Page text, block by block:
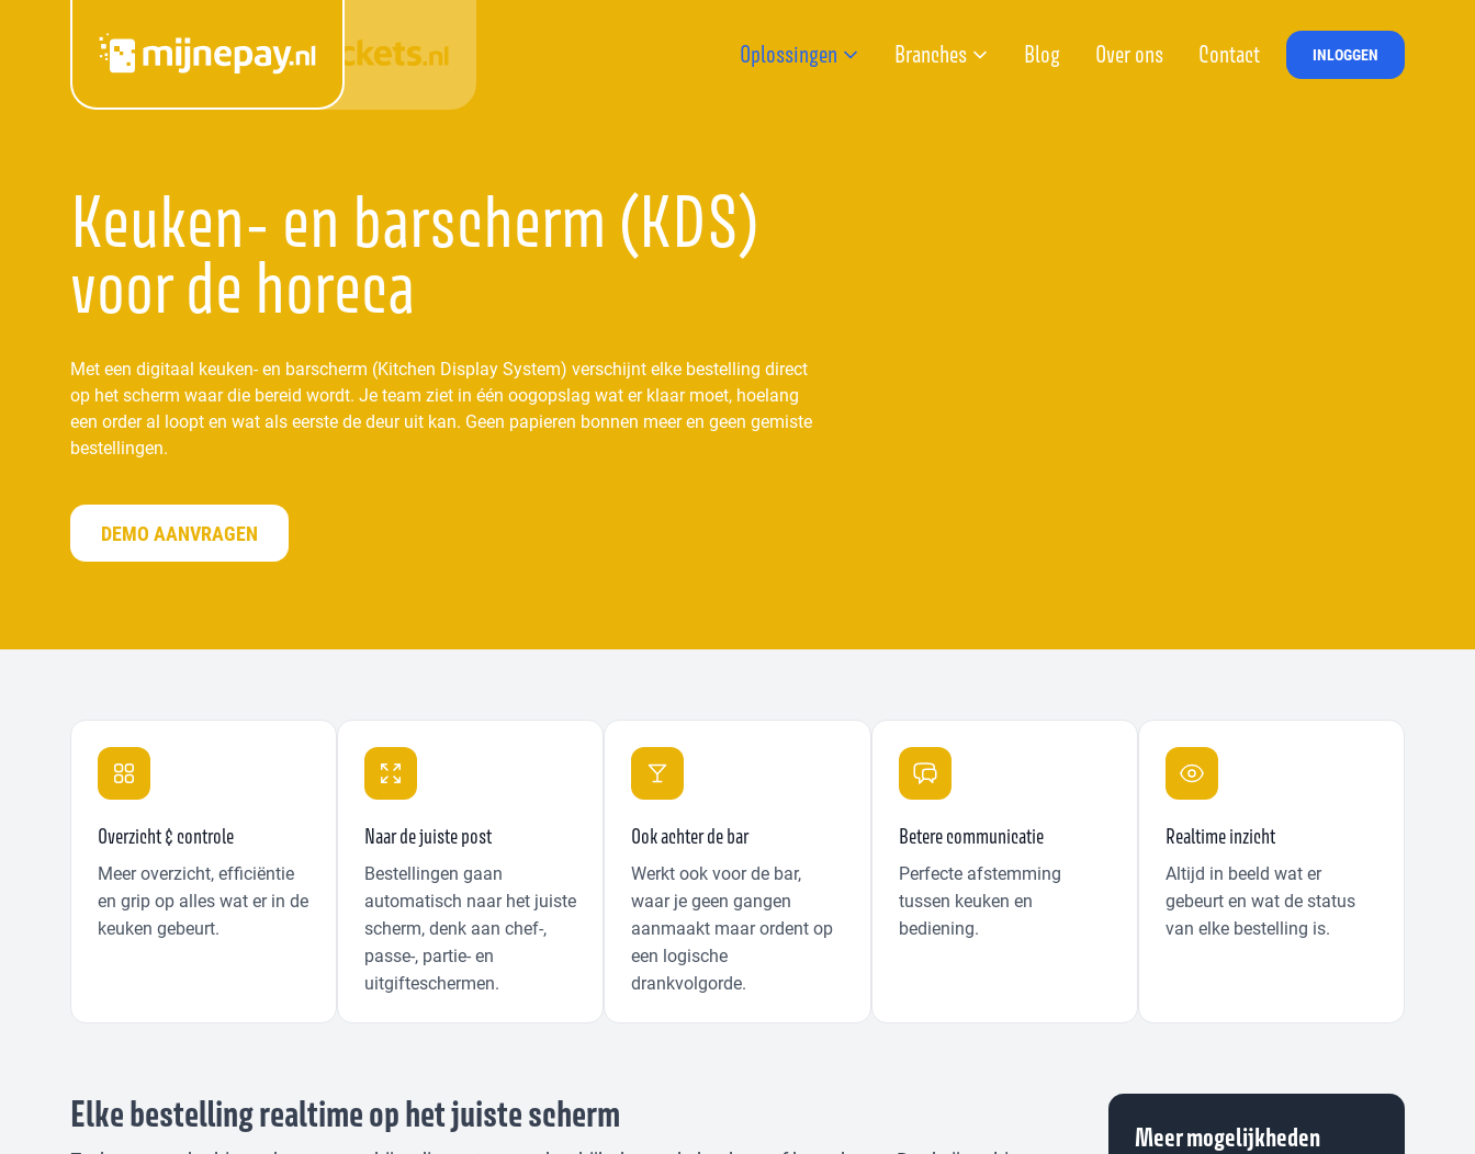
Oplossingen Branches Blog Over ons Contact INLOGGEN
Keuken- en barscherm (KDS)
voor de horeca
Met een digitaal keuken- en barscherm (Kitchen Display System) verschijnt elke bestelling direct
op het scherm waar die bereid wordt. Je team ziet in één oogopslag wat er klaar moet, hoelang
een order al loopt en wat als eerste de deur uit kan. Geen papieren bonnen meer en geen gemiste
bestellingen.
DEMO AANVRAGEN
Overzicht & controle
Meer overzicht, efficiëntie
en grip op alles wat er in de
keuken gebeurt.
Naar de juiste post
Bestellingen gaan
automatisch naar het juiste
scherm, denk aan chef-,
passe-, partie- en
uitgifteschermen.
Ook achter de bar
Werkt ook voor de bar,
waar je geen gangen
aanmaakt maar ordent op
een logische
drankvolgorde.
Betere communicatie
Perfecte afstemming
tussen keuken en
bediening.
Realtime inzicht
Altijd in beeld wat er
gebeurt en wat de status
van elke bestelling is.
Elke bestelling realtime op het juiste scherm
Meer mogelijkheden